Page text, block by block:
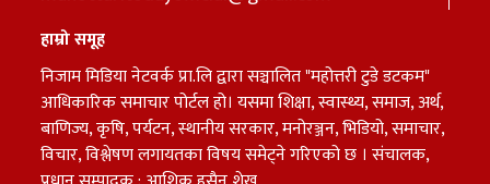
हाम्रो समूह
निजाम मिडिया नेटवर्क प्रा.लि द्वारा सञ्चालित "महोत्तरी टुडे डटकम"
आधिकारिक समाचार पोर्टल हो। यसमा शिक्षा, स्वास्थ्य, समाज, अर्थ,
बाणिज्य, कृषि, पर्यटन, स्थानीय सरकार, मनोरञ्जन, भिडियो, समाचार,
विचार, विश्लेषण लगायतका विषय समेट्ने गरिएको छ । संचालक,